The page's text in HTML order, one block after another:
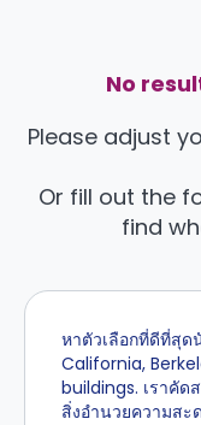
No
Please adjust
Or fill out the
find
หาตัวเลือกที่ดีที่สุ
California,
buildings. เราคัด
สิ่งอำนวยความสะ